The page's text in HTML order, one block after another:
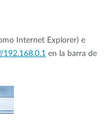
Internet Explorer) e
192.168.0.1 en la barra de